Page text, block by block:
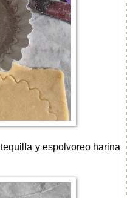
y espolvoreo harina